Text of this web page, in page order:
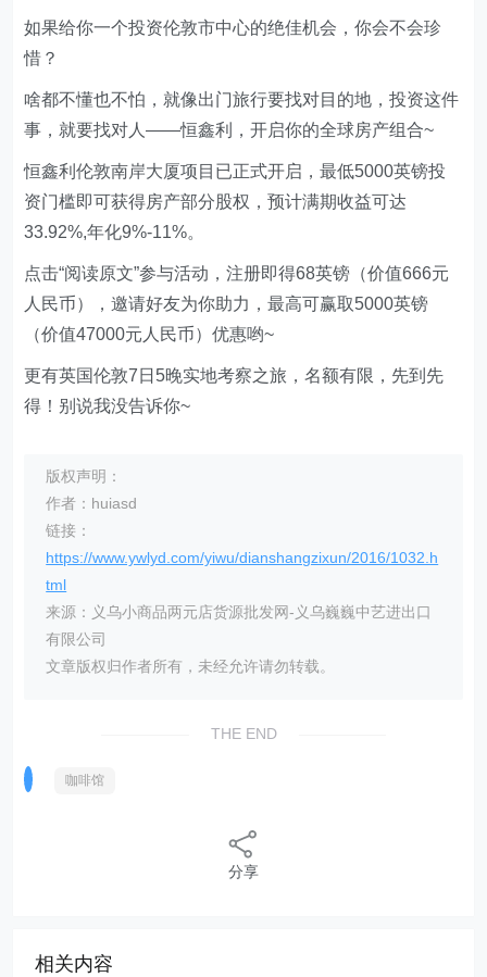
如果给你一个投资伦敦市中心的绝佳机会，你会不会珍
惜？
啥都不懂也不怕，就像出门旅行要找对目的地，投资这件
事，就要找对人——恒鑫利，开启你的全球房产组合~
恒鑫利伦敦南岸大厦项目已正式开启，最低5000英镑投
资门槛即可获得房产部分股权，预计满期收益可达
33.92%,年化9%-11%。
点击“阅读原文”参与活动，注册即得68英镑（价值666元
人民币），邀请好友为你助力，最高可赢取5000英镑
（价值47000元人民币）优惠哟~
更有英国伦敦7日5晚实地考察之旅，名额有限，先到先
得！别说我没告诉你~
版权声明：
作者：huiasd
链接：
https://www.ywlyd.com/yiwu/dianshangzixun/2016/1032.h
tml
来源：义乌小商品两元店货源批发网-义乌巍巍中艺进出口
有限公司
文章版权归作者所有，未经允许请勿转载。
THE END
咖啡馆
分享
相关内容